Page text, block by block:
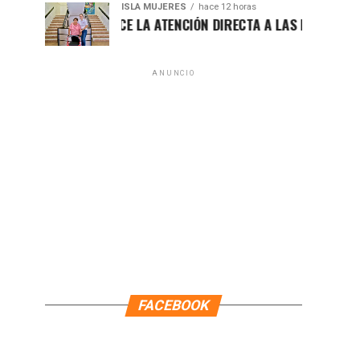
ISLA MUJERES hace 12 horas
FORTALECE LA ATENCIÓN DIRECTA A LAS FAMILIAS
ANUNCIO
FACEBOOK